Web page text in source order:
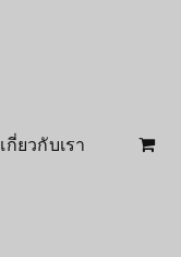
เกี่ยวกับเรา